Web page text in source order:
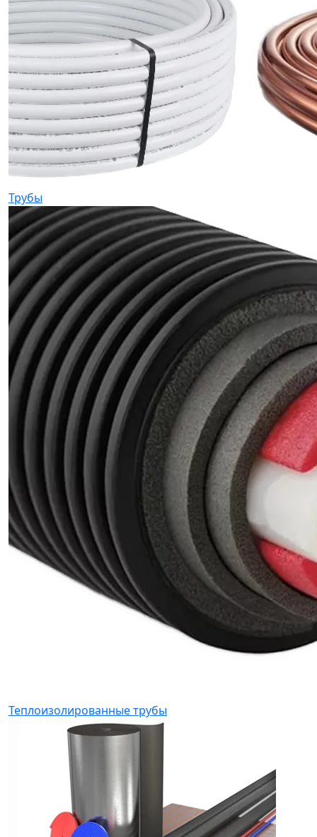
Трубы
Теплоизолированные трубы